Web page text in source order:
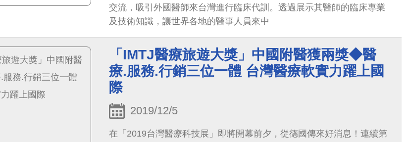
交流，吸引外國醫師來台灣進行臨床代訓。透過展示其醫師的臨床專業
及技術知識，讓世界各地的醫事人員來中
「IMTJ醫療旅遊大獎」中國附醫獲兩獎◆醫
療.服務.行銷三位一體 台灣醫療軟實力躍上國
際
2019/12/5
在「2019台灣醫療科技展」即將開幕前夕，從德國傳來好消息！連續第